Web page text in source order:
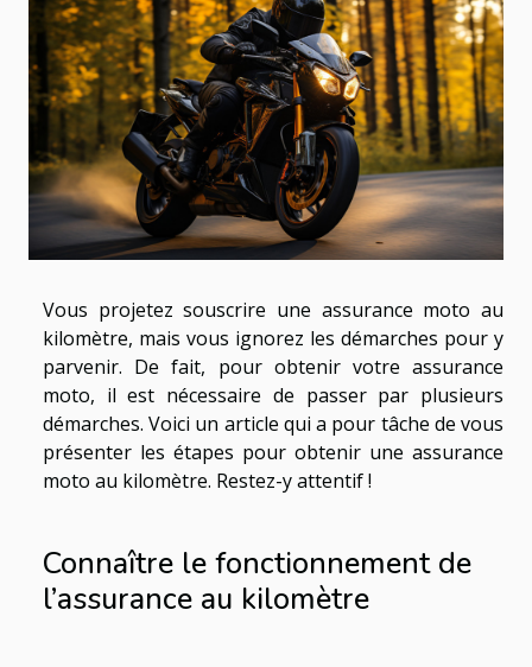
Vous projetez souscrire une assurance moto au
kilomètre, mais vous ignorez les démarches pour y
parvenir. De fait, pour obtenir votre assurance
moto, il est nécessaire de passer par plusieurs
démarches. Voici un article qui a pour tâche de vous
présenter les étapes pour obtenir une assurance
moto au kilomètre. Restez-y attentif !
Connaître le fonctionnement de
l’assurance au kilomètre